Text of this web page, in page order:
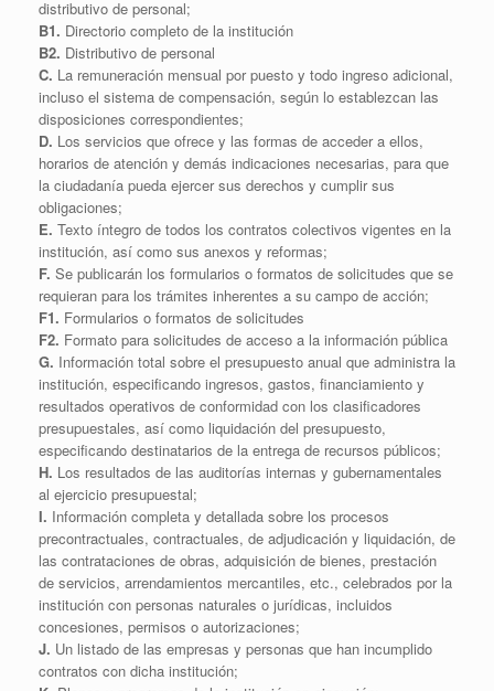
distributivo de personal;
B1. Directorio completo de la institución
B2. Distributivo de personal
C. La remuneración mensual por puesto y todo ingreso adicional,
incluso el sistema de compensación, según lo establezcan las
disposiciones correspondientes;
D. Los servicios que ofrece y las formas de acceder a ellos,
horarios de atención y demás indicaciones necesarias, para que
la ciudadanía pueda ejercer sus derechos y cumplir sus
obligaciones;
E. Texto íntegro de todos los contratos colectivos vigentes en la
institución, así como sus anexos y reformas;
F. Se publicarán los formularios o formatos de solicitudes que se
requieran para los trámites inherentes a su campo de acción;
F1. Formularios o formatos de solicitudes
F2. Formato para solicitudes de acceso a la información pública
G. Información total sobre el presupuesto anual que administra la
institución, especificando ingresos, gastos, financiamiento y
resultados operativos de conformidad con los clasificadores
presupuestales, así como liquidación del presupuesto,
especificando destinatarios de la entrega de recursos públicos;
H. Los resultados de las auditorías internas y gubernamentales
al ejercicio presupuestal;
I. Información completa y detallada sobre los procesos
precontractuales, contractuales, de adjudicación y liquidación, de
las contrataciones de obras, adquisición de bienes, prestación
de servicios, arrendamientos mercantiles, etc., celebrados por la
institución con personas naturales o jurídicas, incluidos
concesiones, permisos o autorizaciones;
J. Un listado de las empresas y personas que han incumplido
contratos con dicha institución;